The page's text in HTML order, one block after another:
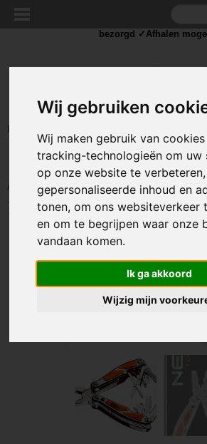
Wij gebruiken
Wij maken gebruik van
tracking-technologieën om uw
op onze website te
gepersonaliseerde inhoud en
tonen, om ons websiteverkeer
en om te begrijpen waar onze
vandaan komen.
Ik ga akkoord
Wijzig mijn
Inloggen
Home >OUTDOOR>Outdoor Messen>
12-in-1 met ingebouwde LED lamp
bezorgd ✓Afhalen